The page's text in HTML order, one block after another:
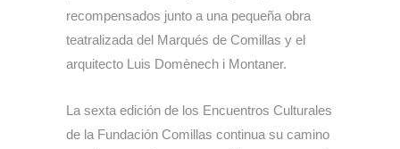
recompensados junto a una pequeña obra
teatralizada del Marqués de Comillas y el
arquitecto Luis Domènech i Montaner.
La sexta edición de los Encuentros Culturales
de la Fundación Comillas continua su camino